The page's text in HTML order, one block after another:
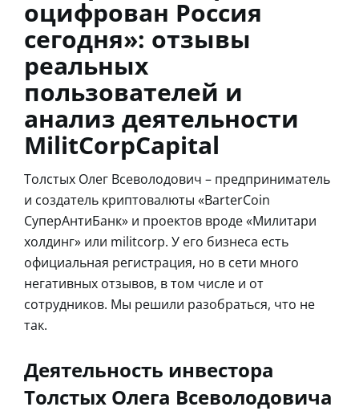
оцифрован Россия
сегодня»: отзывы
реальных
пользователей и
анализ деятельности
MilitCorpCapital
Толстых Олег Всеволодович – предприниматель
и создатель криптовалюты «BarterCoin
СуперАнтиБанк» и проектов вроде «Милитари
холдинг» или militcorp. У его бизнеса есть
официальная регистрация, но в сети много
негативных отзывов, в том числе и от
сотрудников. Мы решили разобраться, что не
так.
Деятельность инвестора
Толстых Олега Всеволодовича